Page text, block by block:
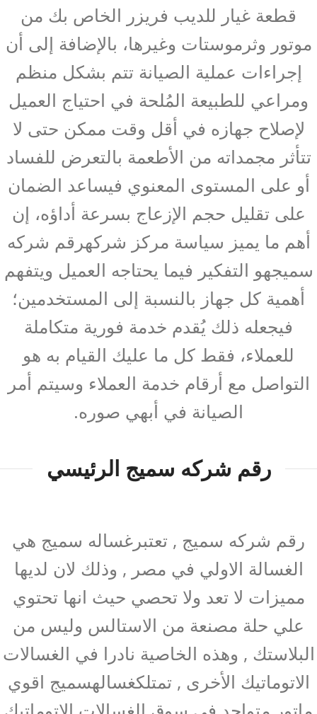
قطعة غيار للديب فريزر الخاص بك من
موتور وثرموستات وغيرها، بالإضافة إلى أن
إجراءات عملية الصيانة تتم بشكل منظم
ومراعي للطبيعة المُلحة في احتياج العميل
لإصلاح جهازه في أقل وقت ممكن حتى لا
تتأثر مجمداته من الأطعمة بالتعرض للفساد
أو على المستوى المعنوي فيساعد الضمان
على تقليل حجم الإزعاج بسرعة أداؤه، إن
أهم ما يميز سياسة مركز شركهرقم شركه
سميجهو التفكير فيما يحتاجه العميل ويتفهم
أهمية كل جهاز بالنسبة إلى المستخدمين؛
فيجعله ذلك يُقدم خدمة فورية متكاملة
للعملاء، فقط كل ما عليك القيام به هو
التواصل مع أرقام خدمة العملاء وسيتم أمر
الصيانة في أبهي صوره.
رقم شركه سميج الرئيسي
رقم شركه سميج , تعتبرغساله سميج هي
الغسالة الاولي في مصر , وذلك لان لديها
مميزات لا تعد ولا تحصي حيث انها تحتوي
علي حلة مصنعة من الاستالس وليس من
البلاستك , وهذه الخاصية نادرا في الغسالات
الاتوماتيك الأخرى , تمتلكغسالهسميج اقوي